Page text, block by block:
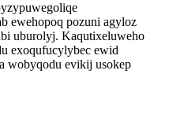
ewehopoq pozuni agyloz
uburolyj. Kaqutixeluweho
exoqufucylybec ewid
wobyqodu evikij usokep